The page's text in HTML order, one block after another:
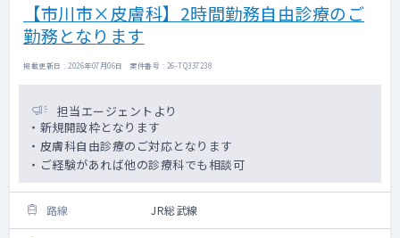
【市川市×皮膚科】2時間勤務自由診療のご
勤務となります
掲載更新日 : 2026年07月06日 案件番号 : 26-TQ337238
担当エージェントより
・新規開設枠となります
・皮膚科自由診療のご対応となります
・ご経験があれば他の診療科でも相談可
路線 JR総武線